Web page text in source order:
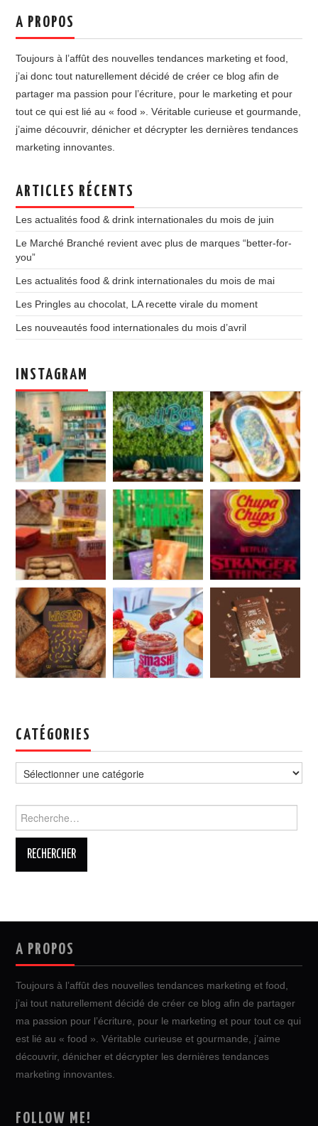
A PROPOS
Toujours à l’affût des nouvelles tendances marketing et food,
j’ai donc tout naturellement décidé de créer ce blog afin de
partager ma passion pour l’écriture, pour le marketing et pour
tout ce qui est lié au « food ». Véritable curieuse et gourmande,
j’aime découvrir, dénicher et décrypter les dernières tendances
marketing innovantes.
ARTICLES RÉCENTS
Les actualités food & drink internationales du mois de juin
Le Marché Branché revient avec plus de marques “better-for-
you”
Les actualités food & drink internationales du mois de mai
Les Pringles au chocolat, LA recette virale du moment
Les nouveautés food internationales du mois d’avril
INSTAGRAM
CATÉGORIES
A PROPOS
Toujours à l’affût des nouvelles tendances marketing et food,
j’ai tout naturellement décidé de créer ce blog afin de partager
ma passion pour l’écriture, pour le marketing et pour tout ce qui
est lié au « food ». Véritable curieuse et gourmande, j’aime
découvrir, dénicher et décrypter les dernières tendances
marketing innovantes.
FOLLOW ME!